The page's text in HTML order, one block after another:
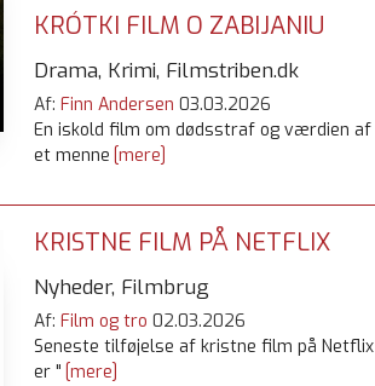
KRÓTKI FILM O ZABIJANIU
Drama, Krimi, Filmstriben.dk
Af: Finn Andersen 03.03.2026
En iskold film om dødsstraf og værdien af
et menne [mere]
KRISTNE FILM PÅ NETFLIX
Nyheder, Filmbrug
Af: Film og tro 02.03.2026
Seneste tilføjelse af kristne film på Netflix
er " [mere]